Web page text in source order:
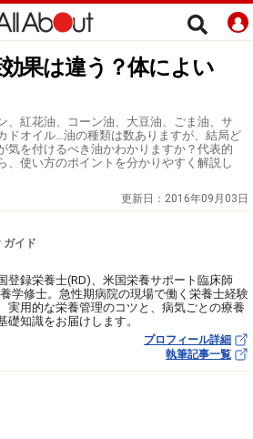
果は違う？体によい
、紅花油、コーン油、大豆油、ごま油、サ
ドオイル…油の種類は数ありますが、結局ど
気を付けるべき油かわかりますか？代表的
、使い方のポイントを分かりやすく解説し
更新日： 2016年09月03日
ガイド
登録栄養士(RD)、米国栄養サポート臨床師
学修士。急性期病院の現場で働く栄養士経験
実用的な栄養管理のコツと、病気ごとの療養
礎知識をお届けします。
プロフィール詳細
執筆記事一覧